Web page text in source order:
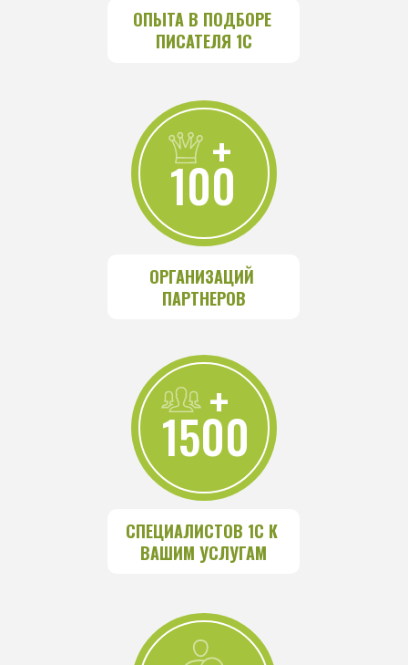
100
1500
+
ОПЫТА В ПОДБОРЕ
ПИСАТЕЛЯ 1С
+
ОРГАНИЗАЦИЙ
ПАРТНЕРОВ
СПЕЦИАЛИСТОВ 1С К
ВАШИМ УСЛУГАМ